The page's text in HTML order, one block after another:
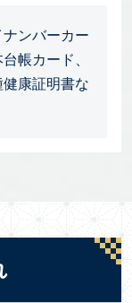
ンバーカー
帳カード、
康証明書な